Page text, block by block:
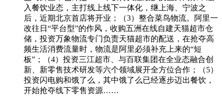
入餐饮业态，主打线上线下一体化，继上海、宁波之
后，近期北京首店将开业；（3）整合菜鸟物流。阿里一
改往日“平台型”的作风，收购五洲在线自建天猫超市仓
储，投资万象物流专门负责天猫超市的配送，在抢夺高
频生活消费流量时，物流是阿里必须补充上来的“短
板”；（4）投资三江超市、与百联集团在全业态融合创
新、新零售技术研发等六个领域展开全方位合作；（5）
投资闪电购和饿了么，其中饿了么已经逐步迈出餐饮，
开始抢夺线下零售资源……